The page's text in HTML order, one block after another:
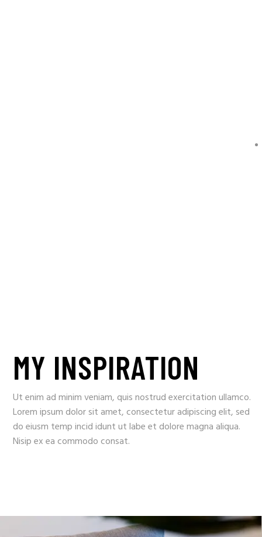
MY INSPIRATION
Ut enim ad minim veniam, quis nostrud exercitation ullamco.
Lorem ipsum dolor sit amet, consectetur adipiscing elit, sed
do eiusm temp incid idunt ut labe et dolore magna aliqua.
Nisip ex ea commodo consat.